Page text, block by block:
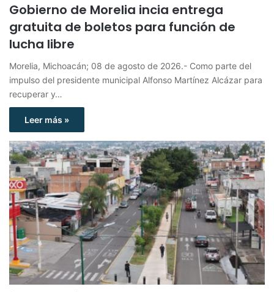
Gobierno de Morelia incia entrega
gratuita de boletos para función de
lucha libre
Morelia, Michoacán; 08 de agosto de 2026.- Como parte del
impulso del presidente municipal Alfonso Martínez Alcázar para
recuperar y…
Leer más »